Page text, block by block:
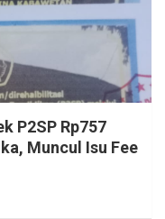
P2SP Rp757
Muncul Isu Fee